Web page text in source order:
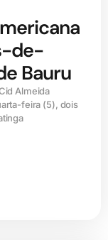
de-
Bauru
Almeida
feira (5), dois